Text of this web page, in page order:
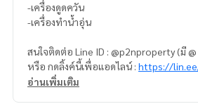
-เครื่องดูดควัน
-เครื่องทำน้ำอุ่น
สนใจติดต่อ Line ID :
หรือ กดลิ้งค์นี้เพื่อแอดไลน์ : https://
อ่านเพิ่มเติม